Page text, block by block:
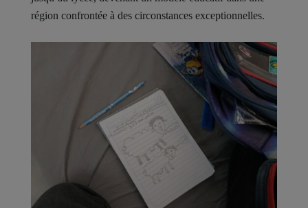
région confrontée à des circonstances exceptionnelles.